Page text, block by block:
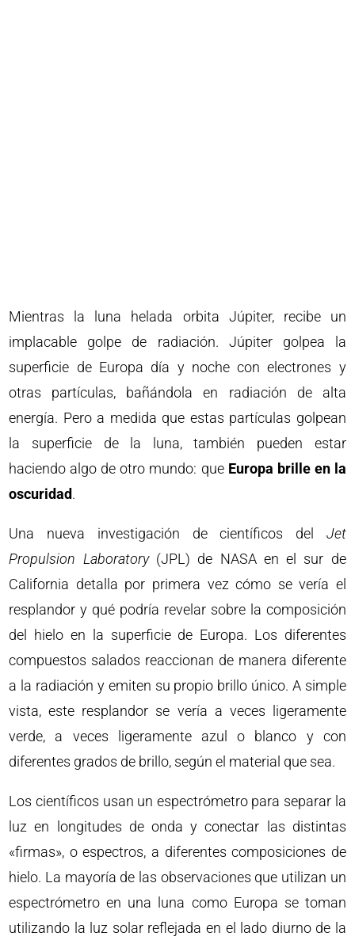
Mientras la luna helada orbita Júpiter, recibe un
implacable golpe de radiación. Júpiter golpea la
superficie de Europa día y noche con electrones y
otras partículas, bañándola en radiación de alta
energía. Pero a medida que estas partículas golpean
la superficie de la luna, también pueden estar
haciendo algo de otro mundo: que Europa brille en la
oscuridad.
Una nueva investigación de científicos del Jet
Propulsion Laboratory(JPL) de NASA en el sur de
California detalla por primera vez cómo se vería el
resplandor y qué podría revelar sobre la composición
del hielo en la superficie de Europa. Los diferentes
compuestos salados reaccionan de manera diferente
a la radiación y emiten su propio brillo único. A simple
vista, este resplandor se vería a veces ligeramente
verde, a veces ligeramente azul o blanco y con
diferentes grados de brillo, según el material que sea.
Los científicos usan un espectrómetro para separar la
luz en longitudes de onda y conectar las distintas
«firmas», o espectros, a diferentes composiciones de
hielo. La mayoría de las observaciones que utilizan un
espectrómetro en una luna como Europa se toman
utilizando la luz solar reflejada en el lado diurno de la